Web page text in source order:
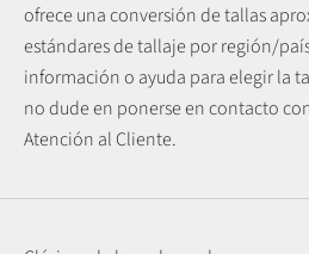
ofrece una conversión de tallas
estándares de tallaje por región/
información o ayuda para elegir la
no dude en ponerse en contacto
Atención al Cliente.